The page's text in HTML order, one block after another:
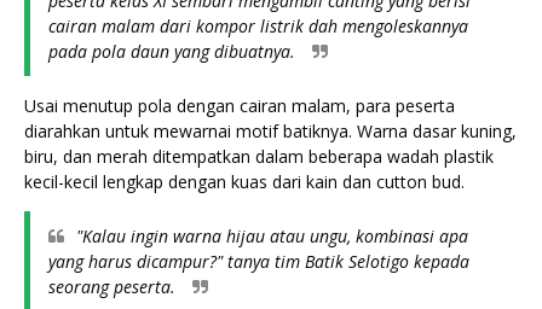
cairan malam dari kompor listrik dah mengoleskannya
pada pola daun yang dibuatnya.
Usai menutup pola dengan cairan malam, para peserta
diarahkan untuk mewarnai motif batiknya. Warna dasar kuning,
biru, dan merah ditempatkan dalam beberapa wadah plastik
kecil-kecil lengkap dengan kuas dari kain dan cutton bud.
"Kalau ingin warna hijau atau ungu, kombinasi apa
yang harus dicampur?" tanya tim Batik Selotigo kepada
seorang peserta.